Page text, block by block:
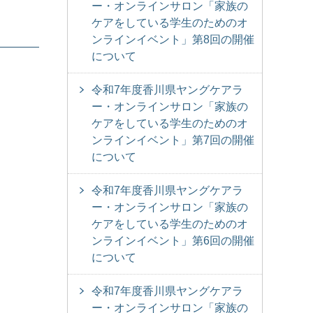
ー・オンラインサロン「家族の
ケアをしている学生のためのオ
ンラインイベント」第8回の開催
について
令和7年度香川県ヤングケアラ
ー・オンラインサロン「家族の
ケアをしている学生のためのオ
ンラインイベント」第7回の開催
について
令和7年度香川県ヤングケアラ
ー・オンラインサロン「家族の
ケアをしている学生のためのオ
ンラインイベント」第6回の開催
について
令和7年度香川県ヤングケアラ
ー・オンラインサロン「家族の